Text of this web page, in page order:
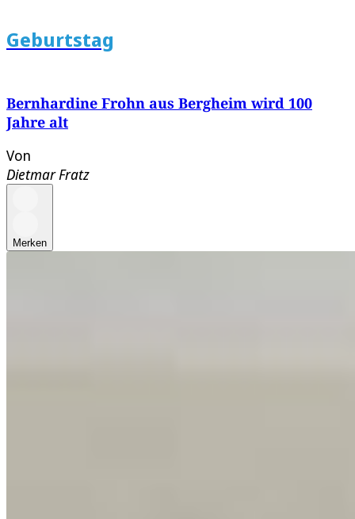
Geburtstag
Bernhardine Frohn aus Bergheim wird 100
Jahre alt
Von
Dietmar Fratz
Merken